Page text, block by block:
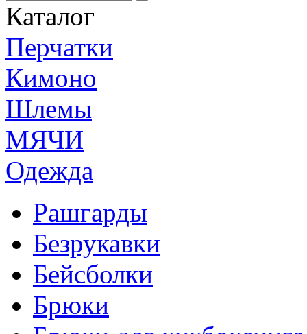
Каталог
Перчатки
Кимоно
Шлемы
МЯЧИ
Одежда
Рашгарды
Безрукавки
Бейсболки
Брюки